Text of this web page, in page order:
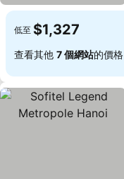
低至 $1,327
查看其他 7 個網站的價格